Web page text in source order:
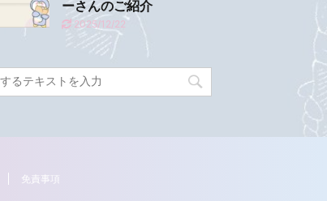
ーさんのご紹介
2025/12/22
免責事項